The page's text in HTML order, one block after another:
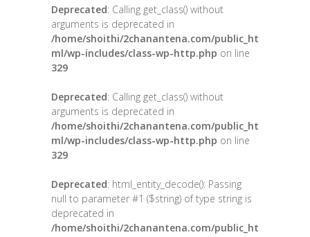
Deprecated: Calling get_class() without
arguments is deprecated in
/home/shoithi/2chanantena.com/public_ht
ml/wp-includes/class-wp-http.php on line
329
Deprecated: Calling get_class() without
arguments is deprecated in
/home/shoithi/2chanantena.com/public_ht
ml/wp-includes/class-wp-http.php on line
329
Deprecated: html_entity_decode(): Passing
null to parameter #1 ($string) of type string is
deprecated in
/home/shoithi/2chanantena.com/public_ht